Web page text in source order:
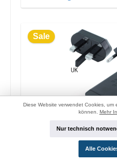
Sale
Blackberry RC-1500
Dieses Original Ladegerät von
Diese Website verwendet Cookies,
können. Mehr
Nur technisch
Alle